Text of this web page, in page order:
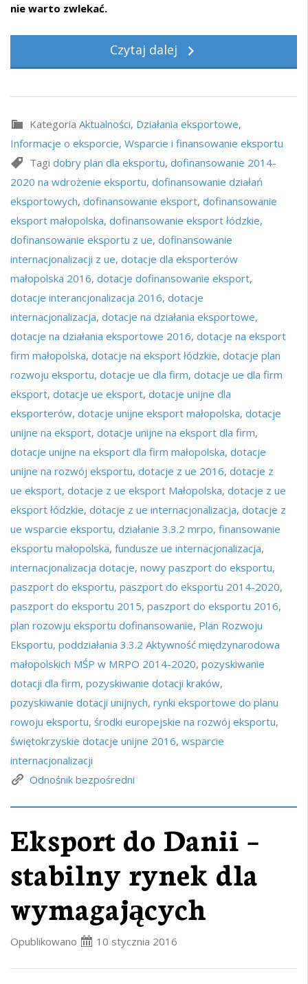
nie warto zwlekać.
Czytaj dalej
Kategoria Aktualności, Działania eksportowe,
Informacje o eksporcie, Wsparcie i finansowanie eksportu
Tagi dobry plan dla eksportu, dofinansowanie 2014-
2020 na wdrożenie eksportu, dofinansowanie działań
eksportowych, dofinansowanie eksport, dofinansowanie
eksport małopolska, dofinansowanie eksport łódzkie,
dofinansowanie eksportu z ue, dofinansowanie
internacjonalizacji z ue, dotacje dla eksporterów
małopolska 2016, dotacje dofinansowanie eksport,
dotacje interancjonalizacja 2016, dotacje
internacjonalizacja, dotacje na działania eksportowe,
dotacje na działania eksportowe 2016, dotacje na eksport
firm małopolska, dotacje na eksport łódzkie, dotacje plan
rozwoju eksportu, dotacje ue dla firm, dotacje ue dla firm
eksport, dotacje ue eksport, dotacje unijne dla
eksporterów, dotacje unijne eksport małopolska, dotacje
unijne na eksport, dotacje unijne na eksport dla firm,
dotacje unijne na eksport dla firm małopolska, dotacje
unijne na rozwój eksportu, dotacje z ue 2016, dotacje z
ue eksport, dotacje z ue eksport Małopolska, dotacje z ue
eksport łódzkie, dotacje z ue internacjonalizacja, dotacje z
ue wsparcie eksportu, działanie 3.3.2 mrpo, finansowanie
eksportu małopolska, fundusze ue internacjonalizacja,
internacjonalizacja dotacje, nowy paszport do eksportu,
paszport do eksportu, paszport do eksportu 2014-2020,
paszport do eksportu 2015, paszport do eksportu 2016,
plan rozowju eksportu dofinansowanie, Plan Rozwoju
Eksportu, poddziałania 3.3.2 Aktywność międzynarodowa
małopolskich MŚP w MRPO 2014-2020, pozyskiwanie
dotacji dla firm, pozyskiwanie dotacji kraków,
pozyskiwanie dotacji unijnych, rynki eksportowe do planu
rowoju eksportu, środki europejskie na rozwój eksportu,
świętokrzyskie dotacje unijne 2016, wsparcie
internacjonalizacji
Odnośnik bezpośredni
Eksport do Danii –
stabilny rynek dla
wymagających
Opublikowano 10 stycznia 2016